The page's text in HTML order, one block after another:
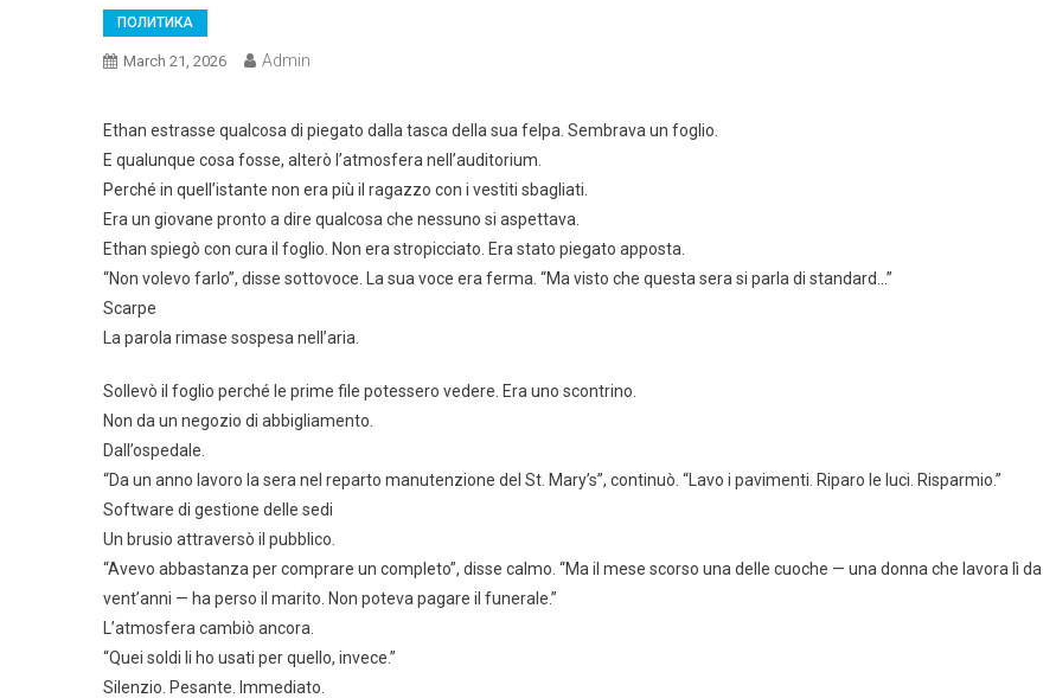
ПОЛИТИКА
March 21, 2026 Admin
Ethan estrasse qualcosa di piegato dalla tasca della sua felpa. Sembrava un foglio.
E qualunque cosa fosse, alterò l’atmosfera nell’auditorium.
Perché in quell’istante non era più il ragazzo con i vestiti sbagliati.
Era un giovane pronto a dire qualcosa che nessuno si aspettava.
Ethan spiegò con cura il foglio. Non era stropicciato. Era stato piegato apposta.
“Non volevo farlo”, disse sottovoce. La sua voce era ferma. “Ma visto che questa sera si parla di standard…”
Scarpe
La parola rimase sospesa nell’aria.
Sollevò il foglio perché le prime file potessero vedere. Era uno scontrino.
Non da un negozio di abbigliamento.
Dall’ospedale.
“Da un anno lavoro la sera nel reparto manutenzione del St. Mary’s”, continuò. “Lavo i pavimenti. Riparo le luci. Risparmio.”
Software di gestione delle sedi
Un brusio attraversò il pubblico.
“Avevo abbastanza per comprare un completo”, disse calmo. “Ma il mese scorso una delle cuoche — una donna che lavora lì da
vent’anni — ha perso il marito. Non poteva pagare il funerale.”
L’atmosfera cambiò ancora.
“Quei soldi li ho usati per quello, invece.”
Silenzio. Pesante. Immediato.